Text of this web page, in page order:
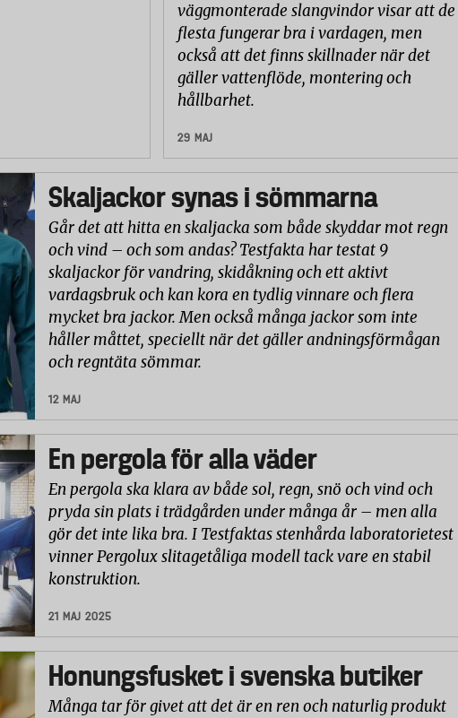
väggmonterade slangvindor visar att de
flesta fungerar bra i vardagen, men
också att det finns skillnader när det
gäller vattenflöde, montering och
hållbarhet.
29 MAJ
Skaljackor synas i sömmarna
Går det att hitta en skaljacka som både skyddar mot regn
och vind – och som andas? Testfakta har testat 9
skaljackor för vandring, skidåkning och ett aktivt
vardagsbruk och kan kora en tydlig vinnare och flera
mycket bra jackor. Men också många jackor som inte
håller måttet, speciellt när det gäller andningsförmågan
och regntäta sömmar.
12 MAJ
En pergola för alla väder
En pergola ska klara av både sol, regn, snö och vind och
pryda sin plats i trädgården under många år – men alla
gör det inte lika bra. I Testfaktas stenhårda laboratorietest
vinner Pergolux slitagetåliga modell tack vare en stabil
konstruktion.
21 MAJ 2025
Honungsfusket i svenska butiker
Många tar för givet att det är en ren och naturlig produkt